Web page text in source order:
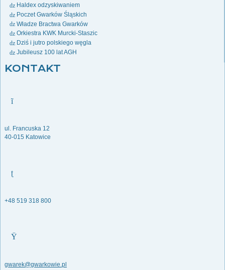
Haldex odzyskiwaniem
Poczet Gwarków Śląskich
Władze Bractwa Gwarków
Orkiestra KWK Murcki-Staszic
Dziś i jutro polskiego węgla
Jubileusz 100 lat AGH
KONTAKT
ul. Francuska 12
40-015 Katowice
+48 519 318 800
gwarek@gwarkowie.pl